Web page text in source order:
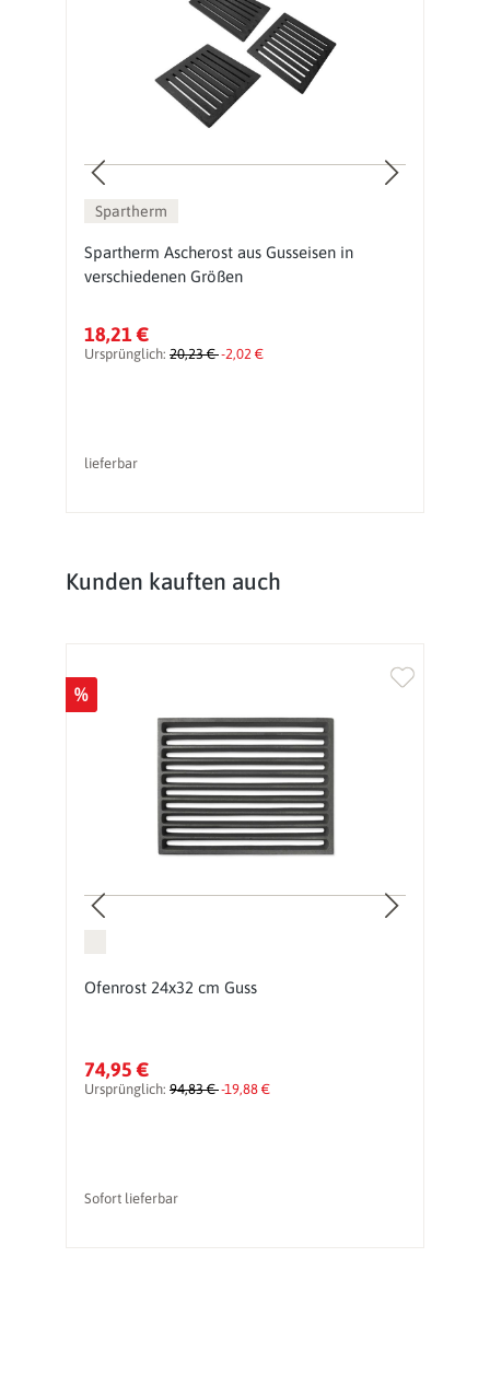
Spartherm
Spartherm Ascherost aus Gusseisen in
verschiedenen Größen
18,21 €
Ursprünglich: 20,23 €-2,02 €
lieferbar
Produktgalerie überspringen
Kunden kauften auch
%
Ofenrost 24x32 cm Guss
74,95 €
Ursprünglich: 94,83 €-19,88 €
Sofort lieferbar